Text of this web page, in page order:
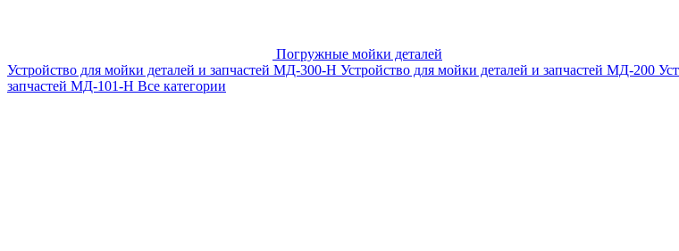
Погружные мойки деталей
Устройство для мойки деталей и запчастей МД-300-H Устройство для мойки деталей и запчастей МД-200
запчастей МД-101-Н Все категории